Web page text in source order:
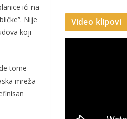
ići na
Nije
koji
tome
mreža
Video klipovi